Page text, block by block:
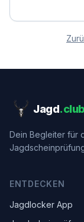
Jagd.club
Dein Begleiter für
ENTDECKEN
Jagdlocker App